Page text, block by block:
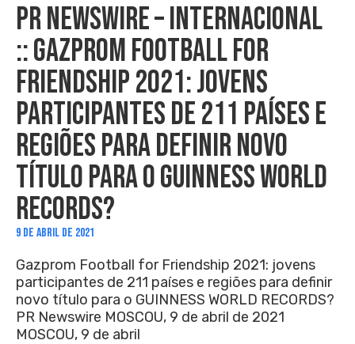
PR NEWSWIRE – INTERNACIONAL
:: GAZPROM FOOTBALL FOR
FRIENDSHIP 2021: JOVENS
PARTICIPANTES DE 211 PAÍSES E
REGIÕES PARA DEFINIR NOVO
TÍTULO PARA O GUINNESS WORLD
RECORDS?
9 DE ABRIL DE 2021
Gazprom Football for Friendship 2021: jovens
participantes de 211 países e regiões para definir
novo título para o GUINNESS WORLD RECORDS?
PR Newswire MOSCOU, 9 de abril de 2021
MOSCOU, 9 de abril